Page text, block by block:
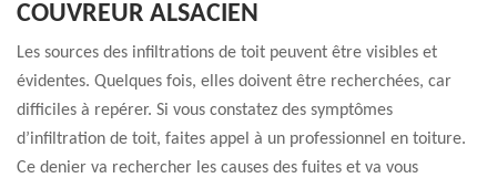
COUVREUR ALSACIEN
Les sources des infiltrations de toit peuvent être visibles et
évidentes. Quelques fois, elles doivent être recherchées, car
difficiles à repérer. Si vous constatez des symptômes
d’infiltration de toit, faites appel à un professionnel en toiture.
Ce denier va rechercher les causes des fuites et va vous